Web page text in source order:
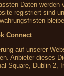
Daten werden
registriert sind
Connect
auf unserer
Anbieter dieses
Square, Dublin 2,